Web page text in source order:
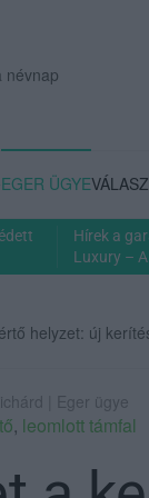
névnap
EGER ÜGYE
Hírek a
Luxury –
helyzet: új
| Eger ügye
, leomlott támfal